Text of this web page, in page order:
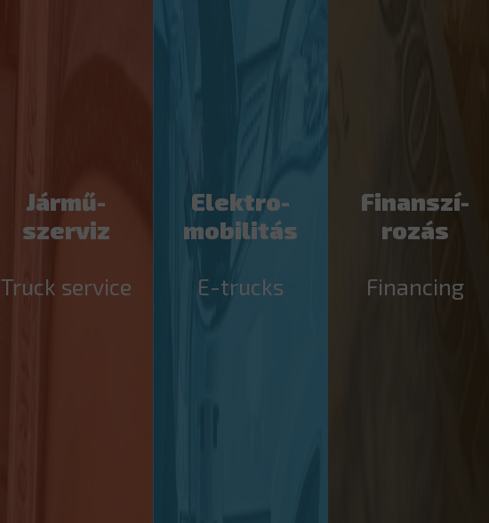
Jármű­
szerviz
Truck service
Elektro­­­
mobilitás
E-trucks
Finanszí­
rozás
Financing